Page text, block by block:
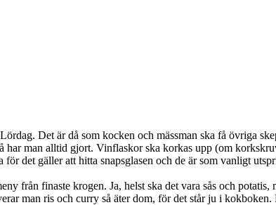
Det är då som kocken och mässman ska få övriga
har man alltid gjort. Vinflaskor ska korkas upp (om
det gäller att hitta snapsglasen och de är som vanligt
från finaste krogen. Ja, helst ska det vara sås och
man ris och curry så äter dom, för det står ju i kokboken.